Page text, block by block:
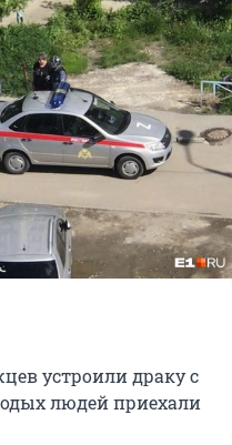
устроили драку с
людей приехали